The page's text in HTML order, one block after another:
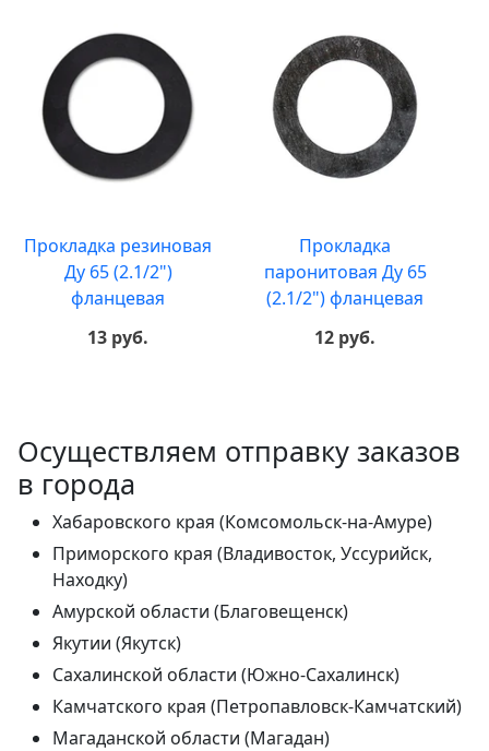
Прокладка резиновая
Ду 65 (2.1/2")
фланцевая
13 руб.
Прокладка
паронитовая Ду 65
(2.1/2") фланцевая
12 руб.
Осуществляем отправку заказов
в города
Хабаровского края (Комсомольск-на-Амуре)
Приморского края (Владивосток, Уссурийск,
Находку)
Амурской области (Благовещенск)
Якутии (Якутск)
Сахалинской области (Южно-Сахалинск)
Камчатского края (Петропавловск-Камчатский)
Магаданской области (Магадан)